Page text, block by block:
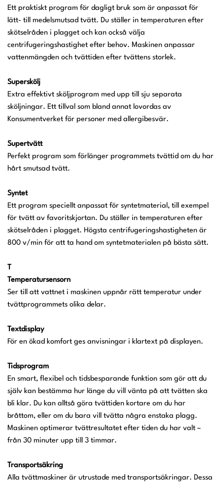
Ett praktiskt program för dagligt bruk som är anpassat för
lätt- till medelsmutsad tvätt. Du ställer in temperaturen efter
skötselråden i plagget och kan också välja
centrifugeringshastighet efter behov. Maskinen anpassar
vattenmängden och tvättiden efter tvättens storlek.
Superskölj
Extra effektivt sköljprogram med upp till sju separata
sköljningar. Ett tillval som bland annat lovordas av
Konsumentverket för personer med allergibesvär.
Supertvätt
Perfekt program som förlänger programmets tvättid om du har
hårt smutsad tvätt.
Syntet
Ett program speciellt anpassat för syntetmaterial, till exempel
för tvätt av favoritskjortan. Du ställer in temperaturen efter
skötselråden i plagget. Högsta centrifugeringshastigheten är
800 v/min för att ta hand om syntetmaterialen på bästa sätt.
Temperatursensorn
Ser till att vattnet i maskinen uppnår rätt temperatur under
tvättprogrammets olika delar.
Textdisplay
För en ökad komfort ges anvisningar i klartext på displayen.
Tidsprogram
En smart, flexibel och tidsbesparande funktion som gör att du
själv kan bestämma hur länge du vill vänta på att tvätten ska
bli klar. Du kan alltså göra tvättiden kortare om du har
bråttom, eller om du bara vill tvätta några enstaka plagg.
Maskinen optimerar tvättresultatet efter tiden du har valt –
från 30 minuter upp till 3 timmar.
Transportsäkring
Alla tvättmaskiner är utrustade med transportsäkringar. Dessa